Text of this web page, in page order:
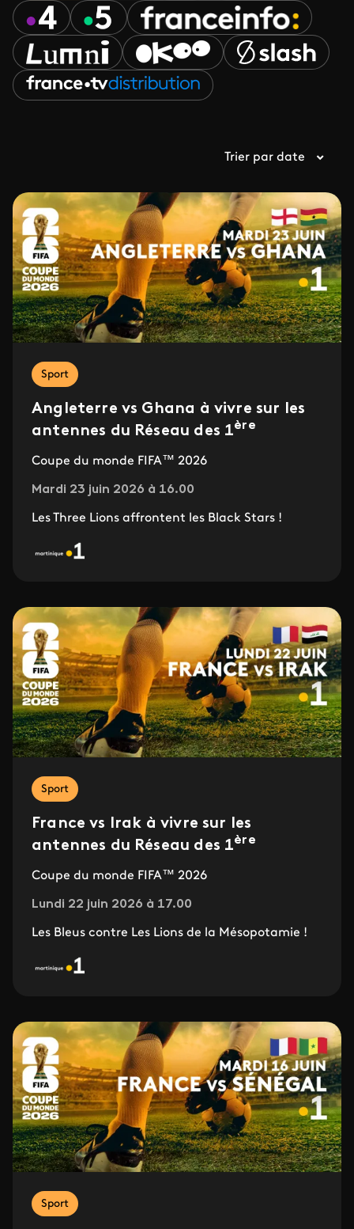
Trier par date
Sport
Angleterre vs Ghana à vivre sur les
antennes du Réseau des 1ère
Coupe du monde FIFA™ 2026
Mardi 23 juin 2026 à 16.00
Les Three Lions affrontent les Black Stars !
Sport
France vs Irak à vivre sur les
antennes du Réseau des 1ère
Coupe du monde FIFA™ 2026
Lundi 22 juin 2026 à 17.00
Les Bleus contre Les Lions de la Mésopotamie !
Sport